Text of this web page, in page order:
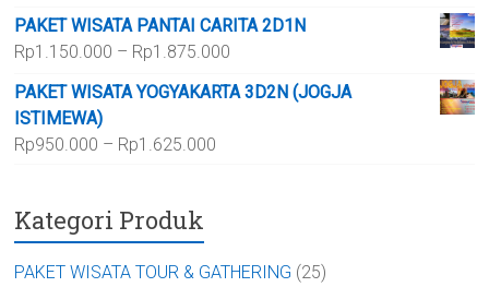
Rp1.950.000
harga:
Rp340.000
hingga
Rp700.000
PAKET WISATA PANTAI CARITA 2D1N
Rp1.150.000 – Rp1.875.000
Rp1.150.000
PAKET WISATA YOGYAKARTA 3D2N (JOGJA
ISTIMEWA)
Rp950.000 – Rp1.625.000
Kategori Produk
PAKET WISATA TOUR & GATHERING (25)